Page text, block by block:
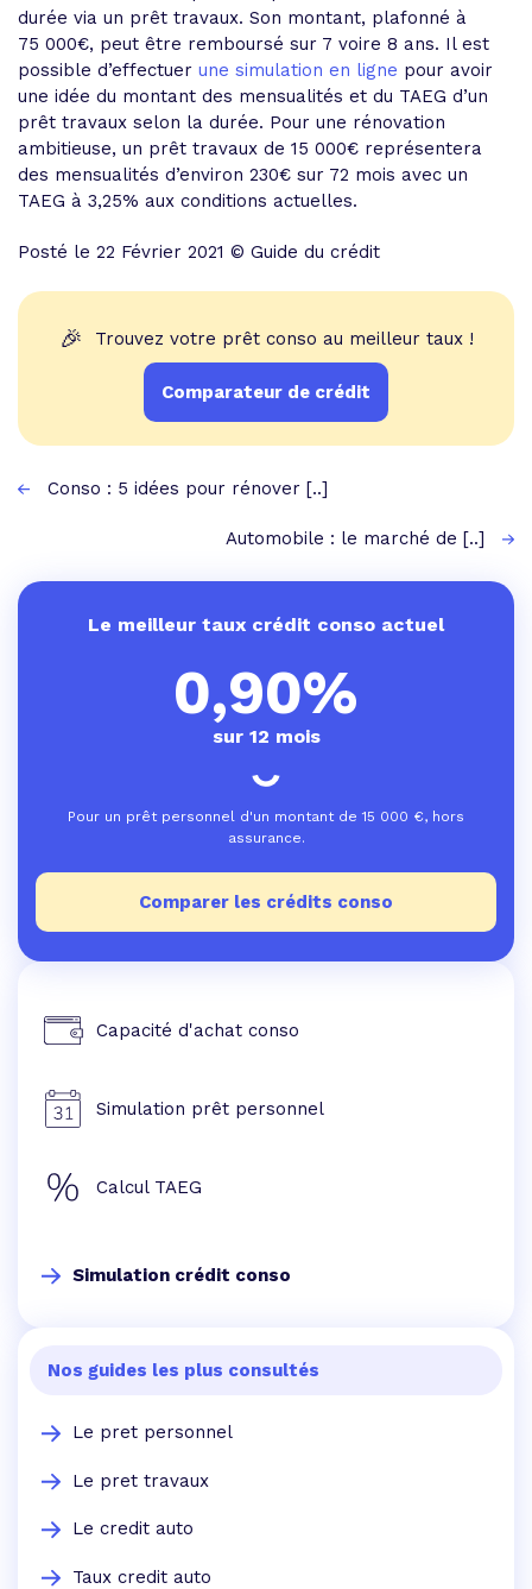
durée via un prêt travaux. Son montant, plafonné à
75 000€, peut être remboursé sur 7 voire 8 ans. Il est
possible d’effectuer une simulation en ligne pour avoir
une idée du montant des mensualités et du TAEG d’un
prêt travaux selon la durée. Pour une rénovation
ambitieuse, un prêt travaux de 15 000€ représentera
des mensualités d’environ 230€ sur 72 mois avec un
TAEG à 3,25% aux conditions actuelles.
Posté le 22 Février 2021 © Guide du crédit
🎉 Trouvez votre prêt conso au meilleur taux !
Comparateur de crédit
Conso : 5 idées pour rénover [..]
Automobile : le marché de [..]
Le meilleur taux crédit conso actuel
0,90%
sur 12 mois
Pour un prêt personnel d'un montant de 15 000 €, hors
assurance.
Comparer les crédits conso
Capacité d'achat conso
Simulation prêt personnel
Calcul TAEG
Simulation crédit conso
Nos guides les plus consultés
Le pret personnel
Le pret travaux
Le credit auto
Taux credit auto